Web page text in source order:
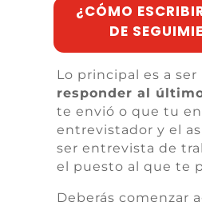
¿CÓMO
DE
Lo principal es a ser
responder al
te envió o que tu
entrevistador y el
ser entrevista de
el puesto al que te
Deberás comenzar